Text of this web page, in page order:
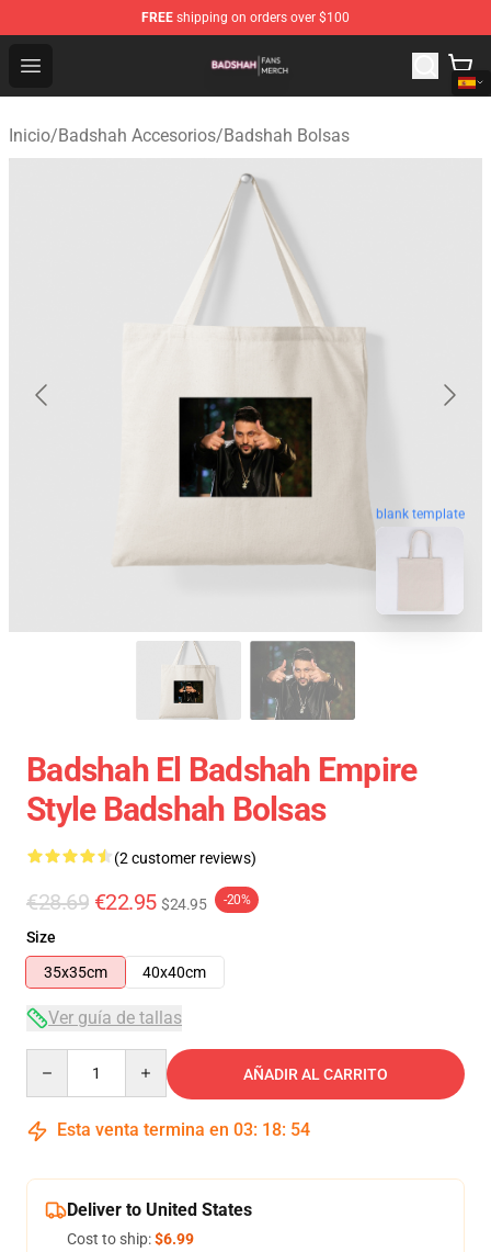
FREE shipping on orders over $100
Open menu
Badshah Shop - Official Badshah Merchandise Store
Inicio/Badshah Accesorios/Badshah Bolsas
blank template
Badshah El Badshah Empire
Style Badshah Bolsas
(2 customer reviews)
€28.69 €22.95 $24.95 -20%
Size
35x35cm
40x40cm
Ver guía de tallas
AÑADIR AL CARRITO
Esta venta termina en 03: 18: 54
Deliver to United States
Cost to ship:$6.99